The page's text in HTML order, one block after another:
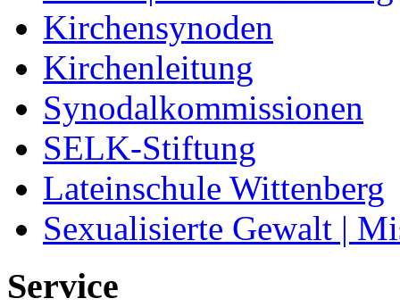
Kirchensynoden
Kirchenleitung
Synodalkommissionen
SELK-Stiftung
Lateinschule Wittenberg
Sexualisierte Gewalt |
Service